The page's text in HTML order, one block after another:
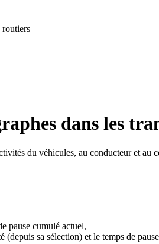
routiers
dans les
du véhicules, au conducteur et
pause cumulé actuel,
sa sélection) et le temps de